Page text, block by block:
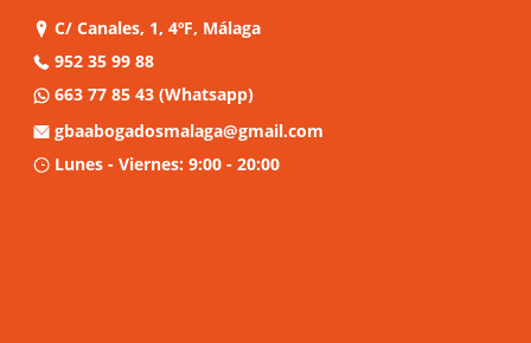
C/ Canales, 1, 4ºF, Málaga
952 35 99 88
663 77 85 43 (Whatsapp)
gbaabogadosmalaga@gmail.com
Lunes - Viernes: 9:00 - 20:00